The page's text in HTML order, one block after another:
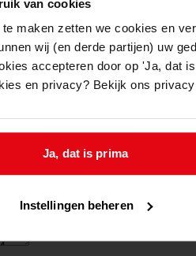
van cookies
maken zetten we cookies en
wij (en derde partijen) uw
accepteren door op 'Ja, dat
en privacy? Bekijk ons
Ja, dat is prima
Instellingen beheren